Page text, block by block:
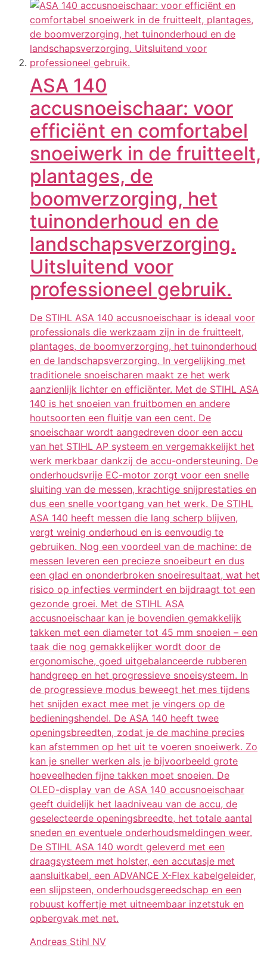
ASA 140
accusnoeischaar: voor
efficiënt en comfortabel
snoeiwerk in de fruitteelt,
plantages, de
boomverzorging, het
tuinonderhoud en de
landschapsverzorging.
Uitsluitend voor
professioneel gebruik.
De STIHL ASA 140 accusnoeischaar is ideaal voor
professionals die werkzaam zijn in de fruitteelt,
plantages, de boomverzorging, het tuinonderhoud
en de landschapsverzorging. In vergelijking met
traditionele snoeischaren maakt ze het werk
aanzienlijk lichter en efficiënter. Met de STIHL ASA
140 is het snoeien van fruitbomen en andere
houtsoorten een fluitje van een cent. De
snoeischaar wordt aangedreven door een accu
van het STIHL AP systeem en vergemakkelijkt het
werk merkbaar dankzij de accu-ondersteuning. De
onderhoudsvrije EC-motor zorgt voor een snelle
sluiting van de messen, krachtige snijprestaties en
dus een snelle voortgang van het werk. De STIHL
ASA 140 heeft messen die lang scherp blijven,
vergt weinig onderhoud en is eenvoudig te
gebruiken. Nog een voordeel van de machine: de
messen leveren een precieze snoeibeurt en dus
een glad en ononderbroken snoeiresultaat, wat het
risico op infecties vermindert en bijdraagt tot een
gezonde groei. Met de STIHL ASA
accusnoeischaar kan je bovendien gemakkelijk
takken met een diameter tot 45 mm snoeien – een
taak die nog gemakkelijker wordt door de
ergonomische, goed uitgebalanceerde rubberen
handgreep en het progressieve snoeisysteem. In
de progressieve modus beweegt het mes tijdens
het snijden exact mee met je vingers op de
bedieningshendel. De ASA 140 heeft twee
openingsbreedten, zodat je de machine precies
kan afstemmen op het uit te voeren snoeiwerk. Zo
kan je sneller werken als je bijvoorbeeld grote
hoeveelheden fijne takken moet snoeien. De
OLED-display van de ASA 140 accusnoeischaar
geeft duidelijk het laadniveau van de accu, de
geselecteerde openingsbreedte, het totale aantal
sneden en eventuele onderhoudsmeldingen weer.
De STIHL ASA 140 wordt geleverd met een
draagsysteem met holster, een accutasje met
aansluitkabel, een ADVANCE X-Flex kabelgeleider,
een slijpsteen, onderhoudsgereedschap en een
robuust koffertje met uitneembaar inzetstuk en
opbergvak met net.
Andreas Stihl NV